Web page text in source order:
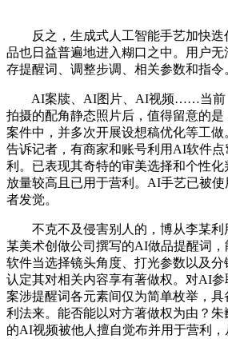
反之，生成式人工智能手艺加快迭
品也日益普遍地进入糊口之中。用户
存提醒词、调整步调、相关参数和指令
AI案牍、AI图片、AI视频……当前
拍摄的配角静态照片后，值得留意的是
案件中，并多次开展设想稿优化等工
告诉记者，有商家和账号利用AI软件
利。已表现其奇特的审美选择和个性
放量较高且已用于营利。AI手艺已被
者发觉。
不克不及侵害别人的，博从李某利
某美术创做公司撰写的AI做品提醒词
软件当选择镜头角度、打光参数以及
认定其对相关内容享有著做权。对AI参
案涉提醒词各元素间仅为简单枚举，
利法来。能否能以对方著做权为由？
的AI视频被他人擅自觉布并用于营利